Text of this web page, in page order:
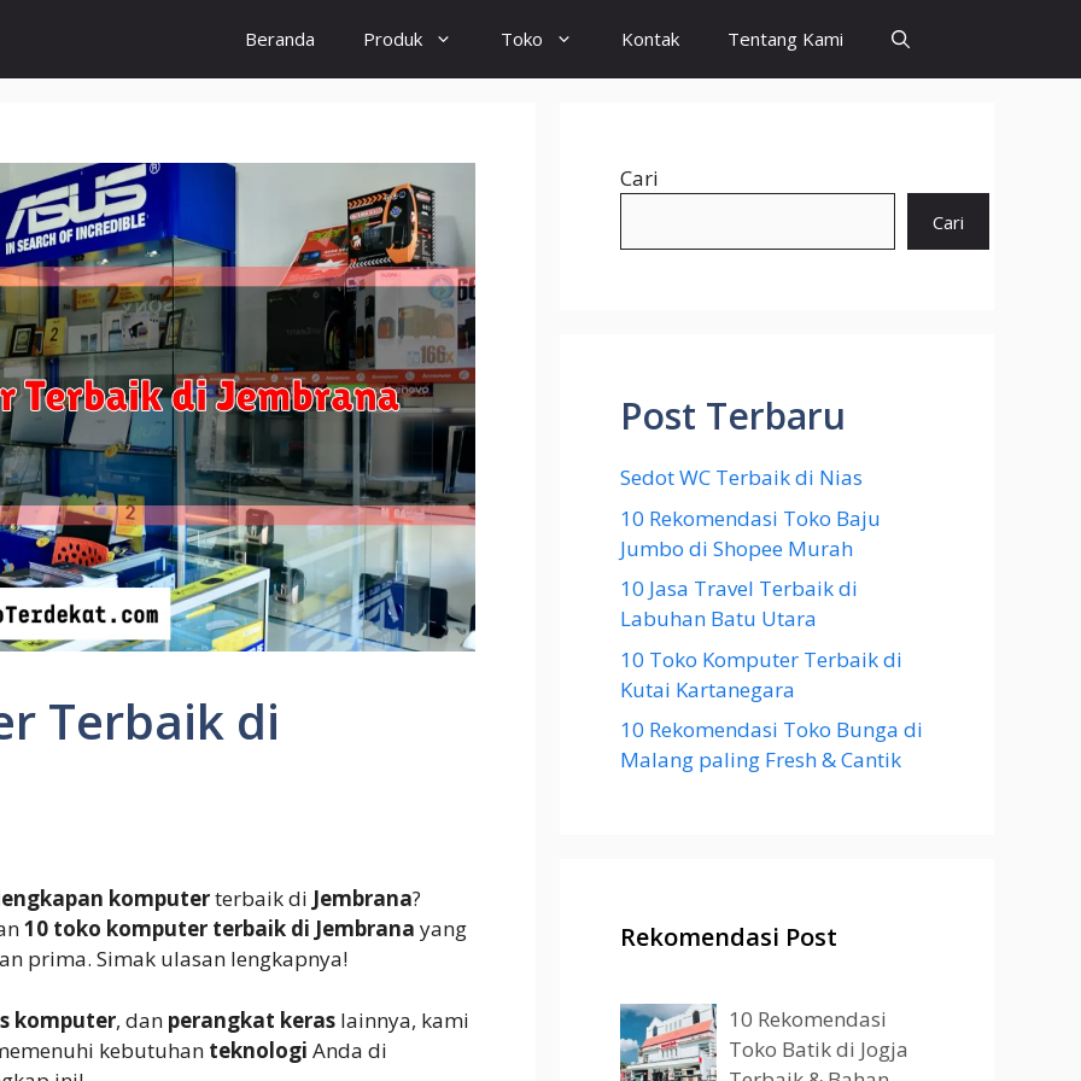
Beranda Produk Toko Kontak Tentang Kami
Terbaik di
komputerterbaik di Jembrana?
10 toko komputer terbaik di Jembrana yang
prima. Simak ulasan lengkapnya!
komputer, dan perangkat keras lainnya, kami
kebutuhan teknologi Anda di
Cari
Cari
Post Terbaru
Sedot WC Terbaik di Nias
10 Rekomendasi Toko Baju
Jumbo di Shopee Murah
10 Jasa Travel Terbaik di
Labuhan Batu Utara
10 Toko Komputer Terbaik di
Kutai Kartanegara
10 Rekomendasi Toko Bunga di
Malang paling Fresh & Cantik
Rekomendasi Post
10 Rekomendasi
Toko Batik di Jogja